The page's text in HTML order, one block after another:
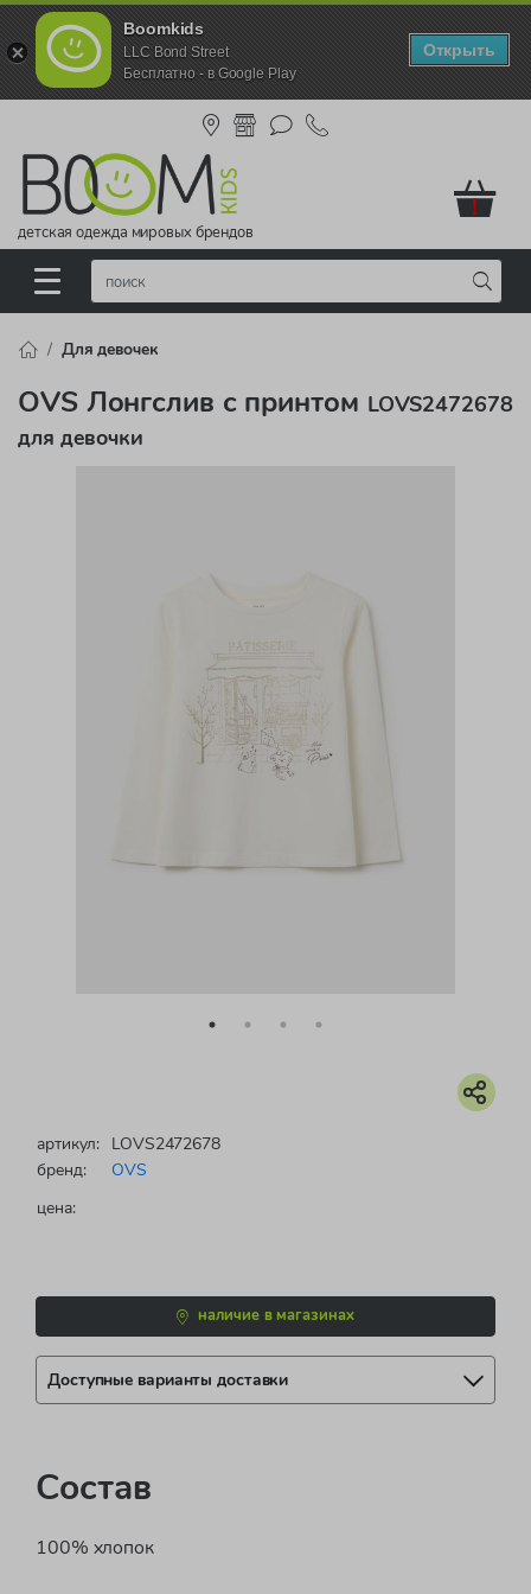
Boomkids
LLC Bond Street
Бесплатно - в Google Play
Открыть
детская одежда мировых брендов
!
Для девочек
OVS Лонгслив с принтом LOVS2472678
для девочки
артикул: LOVS2472678
бренд:
OVS
цена:
наличие в магазинах
Доступные варианты доставки
Состав
100% хлопок